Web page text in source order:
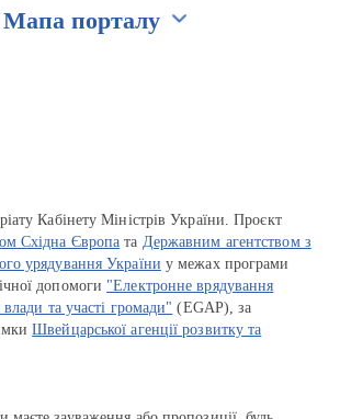
Мапа порталу
Кабінету Міністрів України. Проєкт
Східна Європа та Державним агентством з
урядування України у межах програми
допомоги "Електронне врядування
влади та участі громади" (EGAP), за
Швейцарської агенції розвитку та